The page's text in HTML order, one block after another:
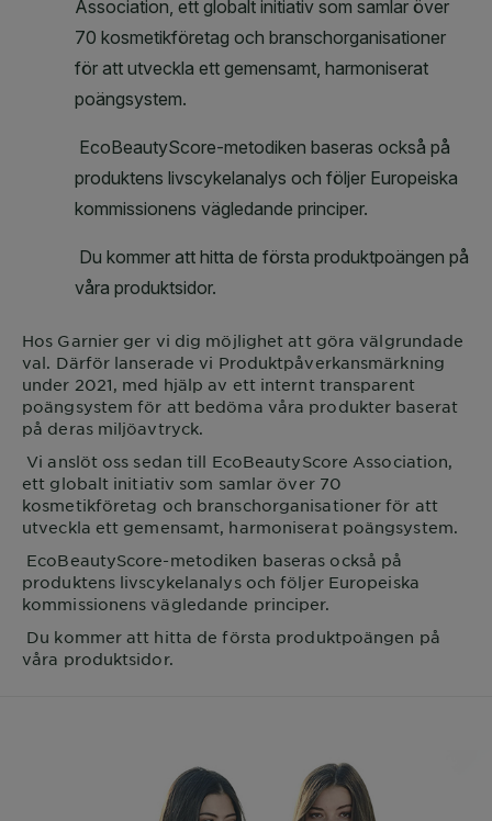
Hos Garnier ger vi dig möjlighet att göra välgrundade
val. Därför lanserade vi Produktpåverkansmärkning
under 2021, med hjälp av ett internt transparent
poängsystem för att bedöma våra produkter baserat
på deras miljöavtryck.
Vi anslöt oss sedan till EcoBeautyScore Association,
ett globalt initiativ som samlar över 70
kosmetikföretag och branschorganisationer för att
utveckla ett gemensamt, harmoniserat poängsystem.
EcoBeautyScore-metodiken baseras också på
produktens livscykelanalys och följer Europeiska
kommissionens vägledande principer.
Du kommer att hitta de första produktpoängen på
våra produktsidor.